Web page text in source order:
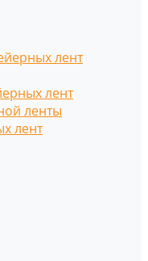
лент
лент
ленты
лент